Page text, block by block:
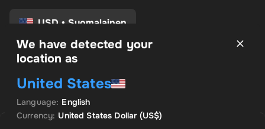
USD • Suomalainen
Käyttöehdot
Tietosuojakäytäntö
Palautusoikeus
Suostumusasetukset
We have detected your
location as
United States
Language: English
Currency: United States Dollar(US$)